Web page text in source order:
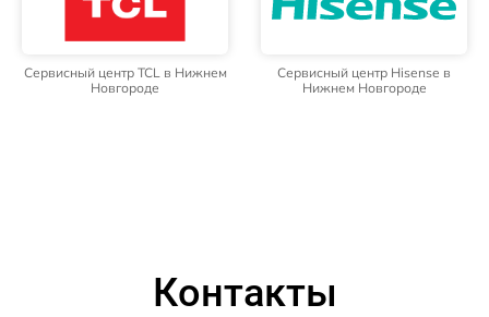
Сервисный центр TCL в Нижнем
Новгороде
Сервисный центр Hisense в
Нижнем Новгороде
Контакты